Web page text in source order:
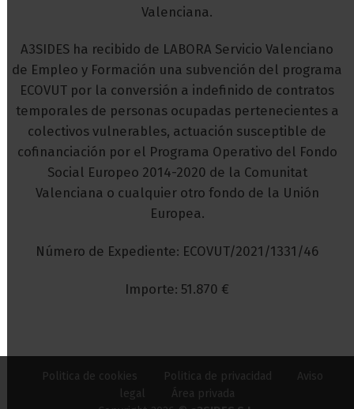
Valenciana.
A3SIDES ha recibido de LABORA Servicio Valenciano
de Empleo y Formación una subvención del programa
ECOVUT por la conversión a indefinido de contratos
temporales de personas ocupadas pertenecientes a
colectivos vulnerables, actuación susceptible de
cofinanciación por el Programa Operativo del Fondo
Social Europeo 2014-2020 de la Comunitat
Valenciana o cualquier otro fondo de la Unión
Europea.
Número de Expediente: ECOVUT/2021/1331/46
Importe: 51.870 €
Politica de cookies Politica de privacidad
Aviso
legal
Área privada